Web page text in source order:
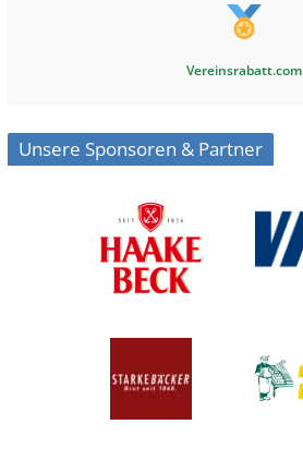
Vereinsrabatt.com
Unsere Sponsoren & Partner